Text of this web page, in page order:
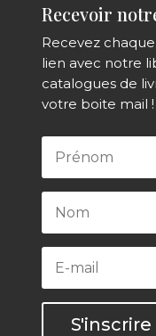
Recevoir
Recevez
lien avec notre
catalogues de
votre boite mail !